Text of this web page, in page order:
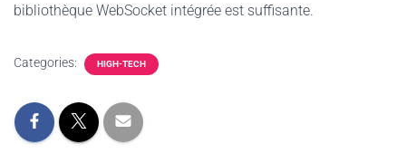
bibliothèque WebSocket intégrée est suffisante.
Categories: HIGH-TECH